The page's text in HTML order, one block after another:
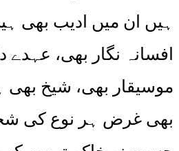
ہیں ان میں ادیب بھی
افسانہ نگار بھی، عہدے
موسیقار بھی، شیخ بھی
بھی غرض ہر نوع کی